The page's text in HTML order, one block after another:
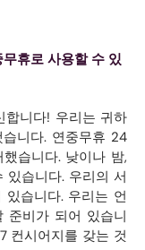
휴로 사용할 수 있
니다! 우리는 귀하
니다. 연중무휴 24
습니다. 낮이나 밤,
있습니다. 우리의 서
습니다. 우리는 언
준비가 되어 있습니
컨시어지를 갖는 것